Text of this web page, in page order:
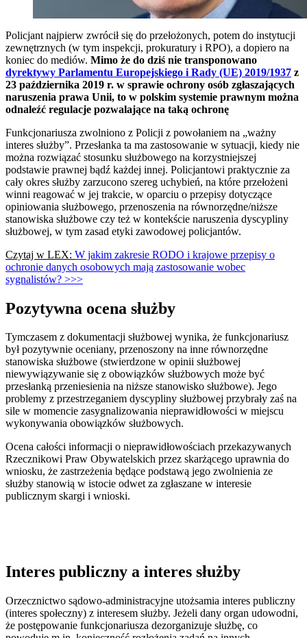
Policjant najpierw zwrócił się do przełożonych, potem do instytucji
zewnętrznych (w tym inspekcji, prokuratury i RPO), a dopiero na
koniec do mediów. Mimo że do dziś nie transponowano
dyrektywy Parlamentu Europejskiego i Rady (UE) 2019/1937 z
23 października 2019 r. w sprawie ochrony osób zgłaszających
naruszenia prawa Unii, to w polskim systemie prawnym można
odnaleźć regulacje pozwalające na taką ochronę
Funkcjonariusza zwolniono z Policji z powołaniem na „ważny
interes służby”. Przesłanka ta ma zastosowanie w sytuacji, kiedy nie
można rozwiązać stosunku służbowego na korzystniejszej
podstawie prawnej bądź każdej innej. Policjantowi praktycznie za
cały okres służby zarzucono szereg uchybień, na które przełożeni
winni reagować w jej trakcie, w oparciu o przepisy dotyczące
opiniowania służbowego, przenoszenia na równorzędne/niższe
stanowiska służbowe czy też w kontekście naruszenia dyscypliny
służbowej, w tym zasad etyki zawodowej policjantów.
Czytaj w LEX: W jakim zakresie RODO i krajowe przepisy o
ochronie danych osobowych mają zastosowanie wobec
sygnalistów? >>>
Pozytywna ocena służby
Tymczasem z dokumentacji służbowej wynika, że funkcjonariusz
był pozytywnie oceniany, przenoszony na inne równorzędne
stanowiska służbowe (stwierdzone w opinii służbowej
niewywiązywanie się z obowiązków służbowych może być
przesłanką przeniesienia na niższe stanowisko służbowe). Jego
problemy z przestrzeganiem dyscypliny służbowej przybrały zaś na
sile w momencie zasygnalizowania nieprawidłowości w miejscu
wykonywania obowiązków służbowych.
Ocena całości informacji o nieprawidłowościach przekazywanych
Rzecznikowi Praw Obywatelskich przez skarżącego uprawnia do
wniosku, że zastrzeżenia będące podstawą jego zwolnienia ze
służby stanowią w istocie odwet za zgłaszane w interesie
publicznym skargi i wnioski.
Interes publiczny a interes służby
Orzecznictwo sądowo-administracyjne utożsamia interes publiczny
(interes społeczny) z interesem służby. Jeżeli dany organ udowodni,
że postępowanie funkcjonariusza dezorganizuje służbę, co